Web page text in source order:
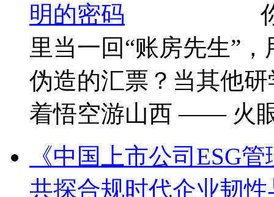
里当一回“账房先生”
伪造的汇票？当其他
着悟空游山西 —— 火
《中国上市公司ESG
共探合规时代企业韧